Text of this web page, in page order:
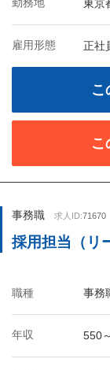
東京
雇用形態 正社
こ
こ
事務職 求人ID:71670
採用担当（リ
職種 事務
年収 550